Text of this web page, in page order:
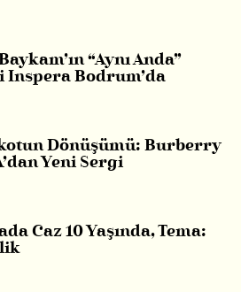
“Aynı Anda”
Inspera Bodrum’da
Dönüşümü: Burberry
Yeni Sergi
Caz 10 Yaşında, Tema: